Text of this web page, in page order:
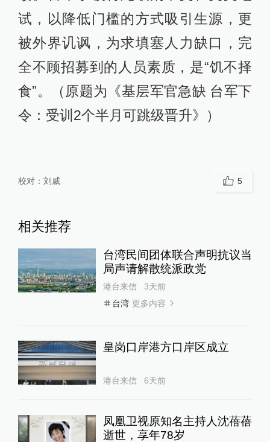
试，以降低门槛的方式吸引生源，更
被外界讥讽，为求填塞人力缺口，完
全不顾招募到的人员素质，是“饥不择
食”。（原题为《基层军官急缺 台军下
令：受训2个半月可跳级晋升》）
校对： 刘威 5
相关推荐
台湾民间团体联合声明抗议当
局声请解散统派政党
港台来信
3天前
台湾 更多内容
皇岗口岸港方口岸区成立
港台来信 6天前
凤凰卫视原知名主持人沈蓓蓓
逝世，享年78岁